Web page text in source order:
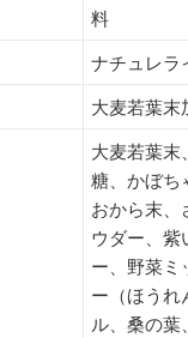
料
ナチュレラ
大麦若葉末
大麦若葉末
糖、かぼち
おから末、
ウダー、紫
ー、野菜ミ
ー（ほうれ
ル、桑の葉